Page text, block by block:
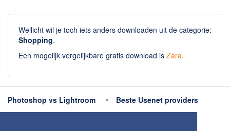
Wellicht wil je toch iets anders downloaden uit de categorie:
Shopping.
Een mogelijk vergelijkbare gratis download is Zara.
Photoshop vs Lightroom
Beste Usenet providers